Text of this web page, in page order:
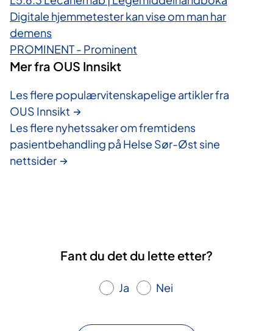
Digitale hjemmetester kan vise om man har
demens
PROMINENT - Prominent
Mer fra OUS Innsikt
Les flere populærvitenskapelige artikler fra
OUS Innsikt
Les flere nyhetssaker om fremtidens
pasientbehandling på Helse Sør-Øst sine
nettsider
Fant du det du lette etter?
Ja Nei